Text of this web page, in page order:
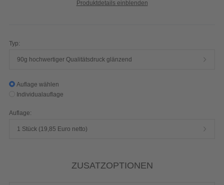
Produktdetails einblenden
Typ:
90g hochwertiger Qualitätsdruck glänzend
Auflage wählen
Individualauflage
Auflage:
1 Stück (19,85 Euro netto)
ZUSATZOPTIONEN